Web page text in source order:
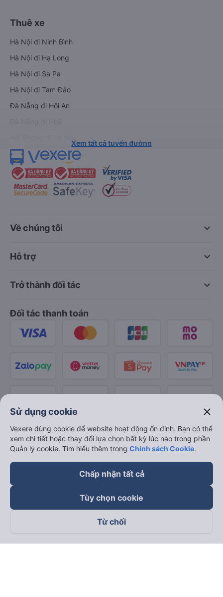
Thuê xe
Hà Nội đi Ninh Bình
Hà Nội đi Hạ Long
Hà Nội đi Sa Pa
Hà Nội đi Tam Đảo
Đà Nẵng đi Hội An
Xem tất cả tuyến đường
keyboard_arrow_down
Về chúng tôi
keyboard_arrow_down
Hỗ trợ
keyboard_arrow_down
Trở thành đối tác
Đối tác thanh toán
Theo dõi chúng tôi trên
Sử dụng cookie close
Vexere dùng cookie để website hoạt động ổn định. Bạn có thể
xem chi tiết hoặc thay đổi lựa chọn bất kỳ lúc nào trong phần
Quản lý cookie. Tìm hiểu thêm trong Chính sách Cookie.
Chấp nhận tất cả
Tùy chọn cookie
Từ chối